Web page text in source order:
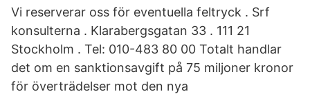
Vi reserverar oss för eventuella feltryck . Srf
konsulterna . Klarabergsgatan 33 . 111 21
Stockholm . Tel: 010-483 80 00 Totalt handlar
det om en sanktionsavgift på 75 miljoner kronor
för överträdelser mot den nya